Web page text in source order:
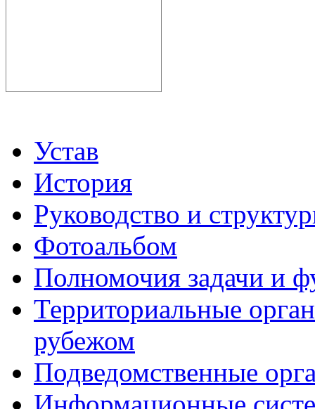
Устав
История
Руководство и
Фотоальбом
Полномочия задачи и
Территориальные
рубежом
Подведомственные